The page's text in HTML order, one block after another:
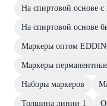
На спиртовой основе
На спиртовой основе
Маркеры оптом
Маркеры
Наборы маркеров
Толщина линии 1